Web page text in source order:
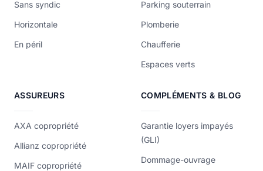
Sans syndic
Horizontale
En péril
Parking souterrain
Plomberie
Chaufferie
Espaces verts
ASSUREURS
AXA copropriété
Allianz copropriété
MAIF copropriété
COMPLÉMENTS & BLOG
Garantie loyers impayés
(GLI)
Dommage-ouvrage